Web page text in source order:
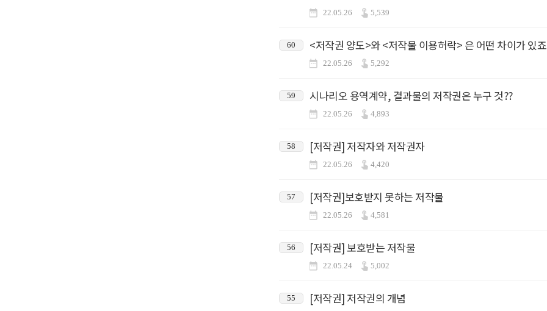
22.05.26 5,539
60 <저작권 양도>와 <저작물 이용허락> 은 어떤 차이가 있
22.05.26 5,292
59 시나리오 용역계약, 결과물의 저작권은 누구 것??
22.05.26 4,893
58 [저작권] 저작자와 저작권자
22.05.26 4,420
57 [저작권]보호받지 못하는 저작물
22.05.26 4,581
56 [저작권] 보호받는 저작물
22.05.24 5,002
55 [저작권] 저작권의 개념